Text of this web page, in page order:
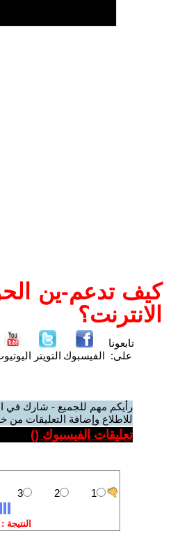
كيف تدعم-ين
الانترنت؟
تابعونا
على: الفيسبوك التويتر
رأيكم مهم للجميع - شارك في
للاطلاع وإضافة التعليقات من
تعليقات الفيسبوك ()